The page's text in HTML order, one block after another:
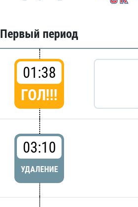
Первый период
01:38
ГОЛ!!!
03:10
УДАЛЕНИЕ